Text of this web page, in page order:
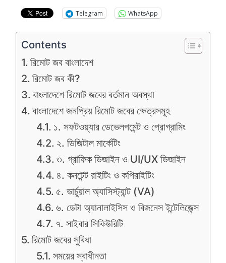
Telegram WhatsApp
Contents
রিমোট জব বাংলাদেশ
রিমোট জব কী?
বাংলাদেশে রিমোট জবের বর্তমান অবস্থা
বাংলাদেশে জনপ্রিয় রিমোট জবের ক্ষেত্রসমূহ
১. সফটওয়্যার ডেভেলপমেন্ট ও প্রোগ্রামিং
২. ডিজিটাল মার্কেটিং
৩. গ্রাফিক ডিজাইন ও UI/UX ডিজাইন
৪. কনটেন্ট রাইটিং ও কপিরাইটিং
৫. ভার্চুয়াল অ্যাসিস্ট্যান্ট (VA)
৬. ডেটা অ্যানালাইসিস ও বিজনেস ইন্টেলিজেন্স
৭. সাইবার সিকিউরিটি
রিমোট জবের সুবিধা
সময়ের স্বাধীনতা